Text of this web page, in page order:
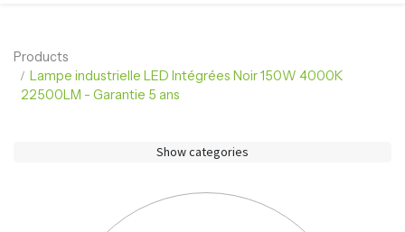
Products
Lampe industrielle LED Intégrées Noir 150W 4000K
22500LM - Garantie 5 ans
Show categories